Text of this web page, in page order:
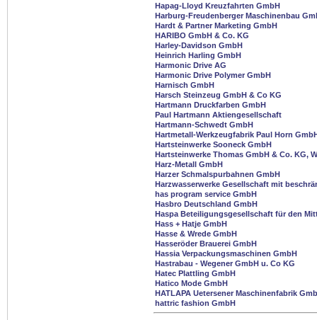
Hapag-Lloyd Kreuzfahrten GmbH
Harburg-Freudenberger Maschinenbau
Hardt & Partner Marketing GmbH
HARIBO GmbH & Co. KG
Harley-Davidson GmbH
Heinrich Harling GmbH
Harmonic Drive AG
Harmonic Drive Polymer GmbH
Harnisch GmbH
Harsch Steinzeug GmbH & Co KG
Hartmann Druckfarben GmbH
Paul Hartmann Aktiengesellschaft
Hartmann-Schwedt GmbH
Hartmetall-Werkzeugfabrik Paul Horn
Hartsteinwerke Sooneck GmbH
Hartsteinwerke Thomas GmbH & Co. KG,
Harz-Metall GmbH
Harzer Schmalspurbahnen GmbH
Harzwasserwerke Gesellschaft mit
has program service GmbH
Hasbro Deutschland GmbH
Haspa Beteiligungsgesellschaft für den
Hass + Hatje GmbH
Hasse & Wrede GmbH
Hasseröder Brauerei GmbH
Hassia Verpackungsmaschinen GmbH
Hastrabau - Wegener GmbH u. Co KG
Hatec Plattling GmbH
Hatico Mode GmbH
HATLAPA Uetersener Maschinenfabrik
hattric fashion GmbH